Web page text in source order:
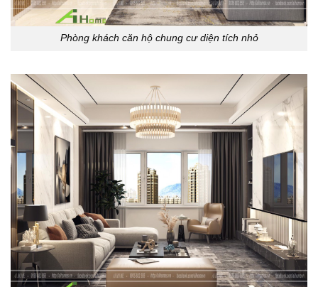
Phòng khách căn hộ chung cư diện tích nhỏ